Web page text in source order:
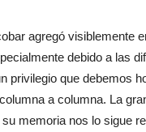
agregó visiblemente
debido a las
privilegio que debemos
a columna. La
memoria nos lo sigue